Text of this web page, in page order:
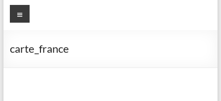
carte_france